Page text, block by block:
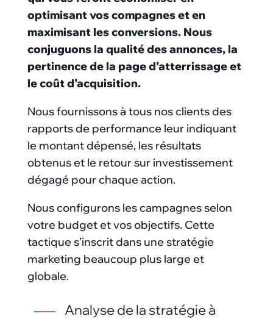
optimisant vos compagnes et en
maximisant les conversions. Nous
conjuguons la qualité des annonces, la
pertinence de la page d’atterrissage et
le coût d’acquisition.
Nous fournissons à tous nos clients des
rapports de performance leur indiquant
le montant dépensé, les résultats
obtenus et le retour sur investissement
dégagé pour chaque action.
Nous configurons les campagnes selon
votre budget et vos objectifs. Cette
tactique s’inscrit dans une stratégie
marketing beaucoup plus large et
globale.
Analyse de la stratégie à